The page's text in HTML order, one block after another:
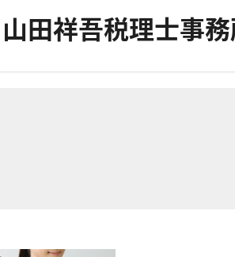
⼭⽥祥吾税理⼠事